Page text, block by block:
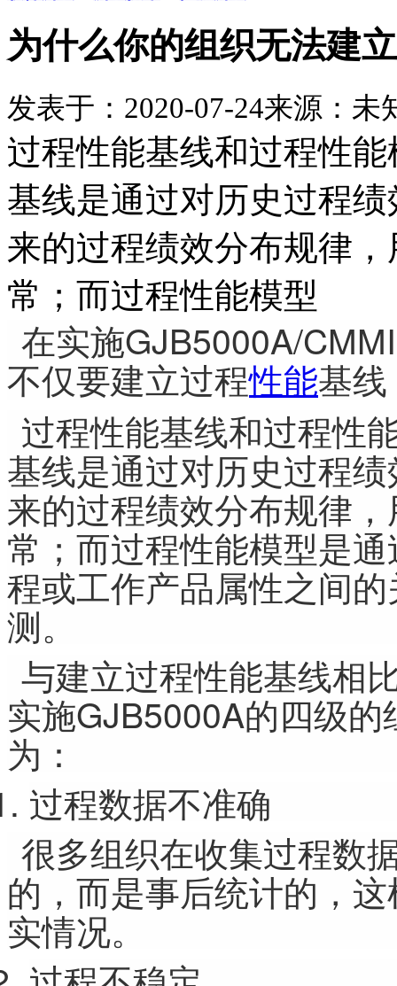
为什么你的组织无法建
发表于：2020-07-24来源：未
过程性能基线和过程性
基线是通过对历史过程
来的过程绩效分布规律
常；而过程性能模型
在实施GJB5000A/
不仅要建立过程性能基
过程性能基线和过程性
基线是通过对历史过程
来的过程绩效分布规律
常；而过程性能模型是
程或工作产品属性之间
测。
与建立过程性能基线相
实施GJB5000A的四级
为：
过程数据不准确
很多组织在收集过程数
的，而是事后统计的，
实情况。